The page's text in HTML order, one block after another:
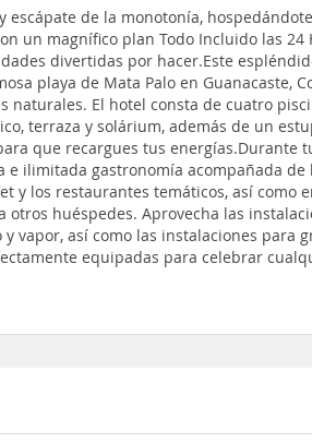
escápate de la monotonía,
un magnífico plan Todo Incluido las 24
divertidas por hacer.Este
playa de Mata Palo en Guanacaste,
naturales. El hotel consta de cuatro
terraza y solárium, además de un
que recargues tus energías.Durante
ilimitada gastronomía acompañada de
y los restaurantes temáticos, así como
huéspedes. Aprovecha las
vapor, así como las instalaciones para
equipadas para celebrar